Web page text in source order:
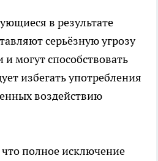
в результате
серьёзную угрозу
могут способствовать
избегать употребления
воздействию
полное исключение